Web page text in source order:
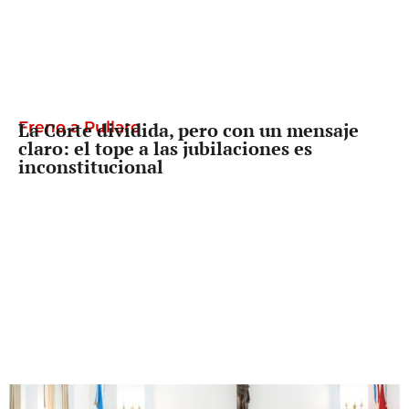
Freno a Pullaro
La Corte dividida, pero con un mensaje
claro: el tope a las jubilaciones es
inconstitucional